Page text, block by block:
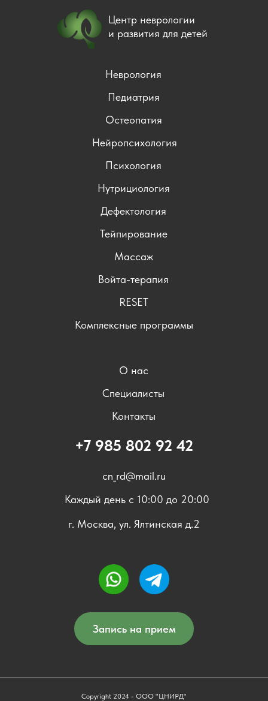
cn_rd@mail.ru
Copyright 2024 - ООО "ЦНИРД"
Центр неврологии
и развития для детей
+7 985 802 92 42
Каждый день с 10:00 до 20:00
Запись на прием
г. Москва, ул. Ялтинская д.2
О нас
Специалисты
Контакты
Нейропсихология
Психология
Нутрициология
Дефектология
Тейпирование
Войта-терапия
Комплексные программы
RESET
Неврология
Педиатрия
Остеопатия
Массаж